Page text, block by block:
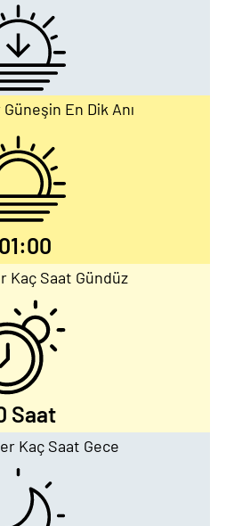
En Dik Anı
01:00
Kaç Saat Gündüz
Saat
Kaç Saat Gece